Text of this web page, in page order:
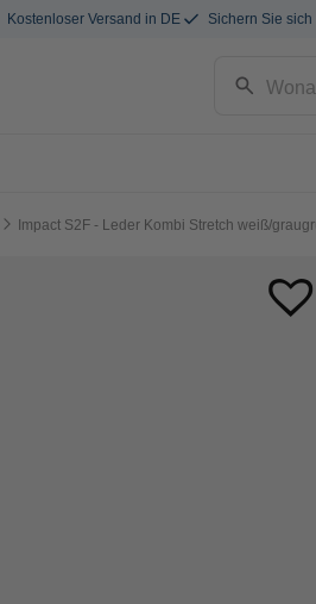
Kostenloser Versand in DE Sichern Sie
Impact S2F - Leder Kombi Stretch weiß/